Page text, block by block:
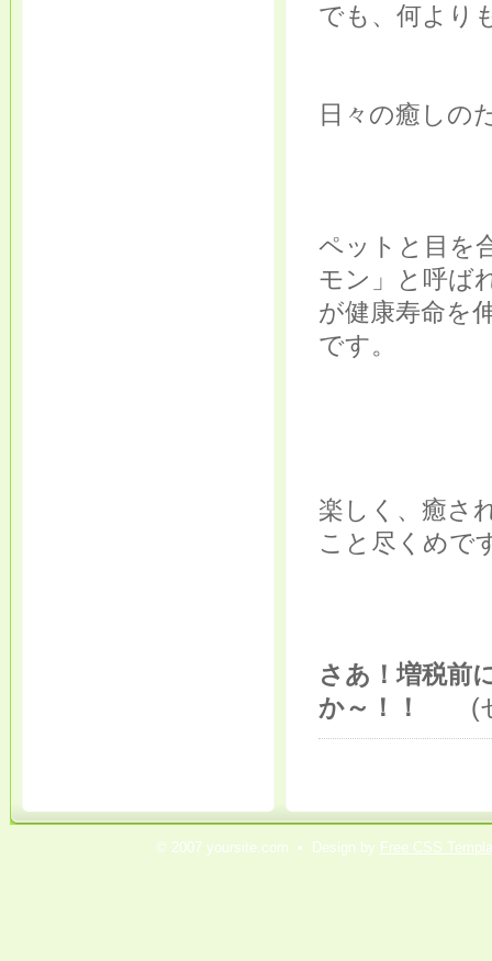
でも、何より
日々の癒しの
ペットと目を
モン」と呼ば
が健康寿命を
です。
楽しく、癒さ
こと尽くめで
さあ！増税前
か～！！
(セ
© 2007 yoursite.com • Design by Free CSS